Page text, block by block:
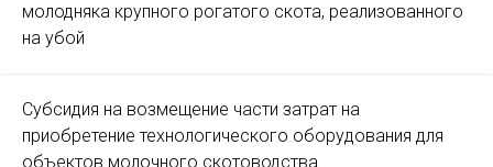
молодняка крупного рогатого скота, реализованного
на убой
Субсидия на возмещение части затрат на
приобретение технологического оборудования для
объектов молочного скотоводства